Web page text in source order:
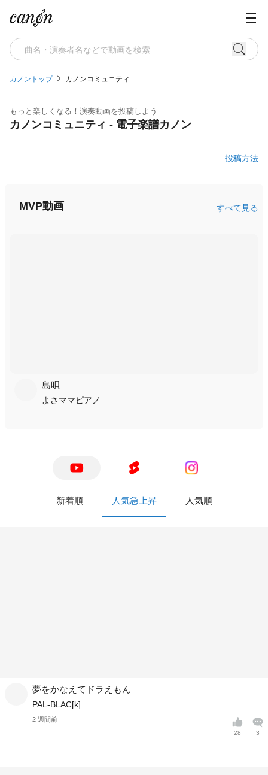
カノントップ カノンコミュニティ
もっと楽しくなる！演奏動画を投稿しよう
カノンコミュニティ - 電子楽譜カノン
投稿方法
MVP動画 すべて見る
島唄
よさママピアノ
新着順 人気急上昇 人気順
夢をかなえてドラえもん
PAL-BLAC[k]
2 週間前
28 3